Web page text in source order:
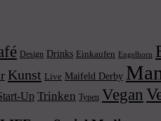
Design Drinks Einkaufen Engelhorn
Kunst Live Maifeld Derby
Up Trinken Typen Vegan